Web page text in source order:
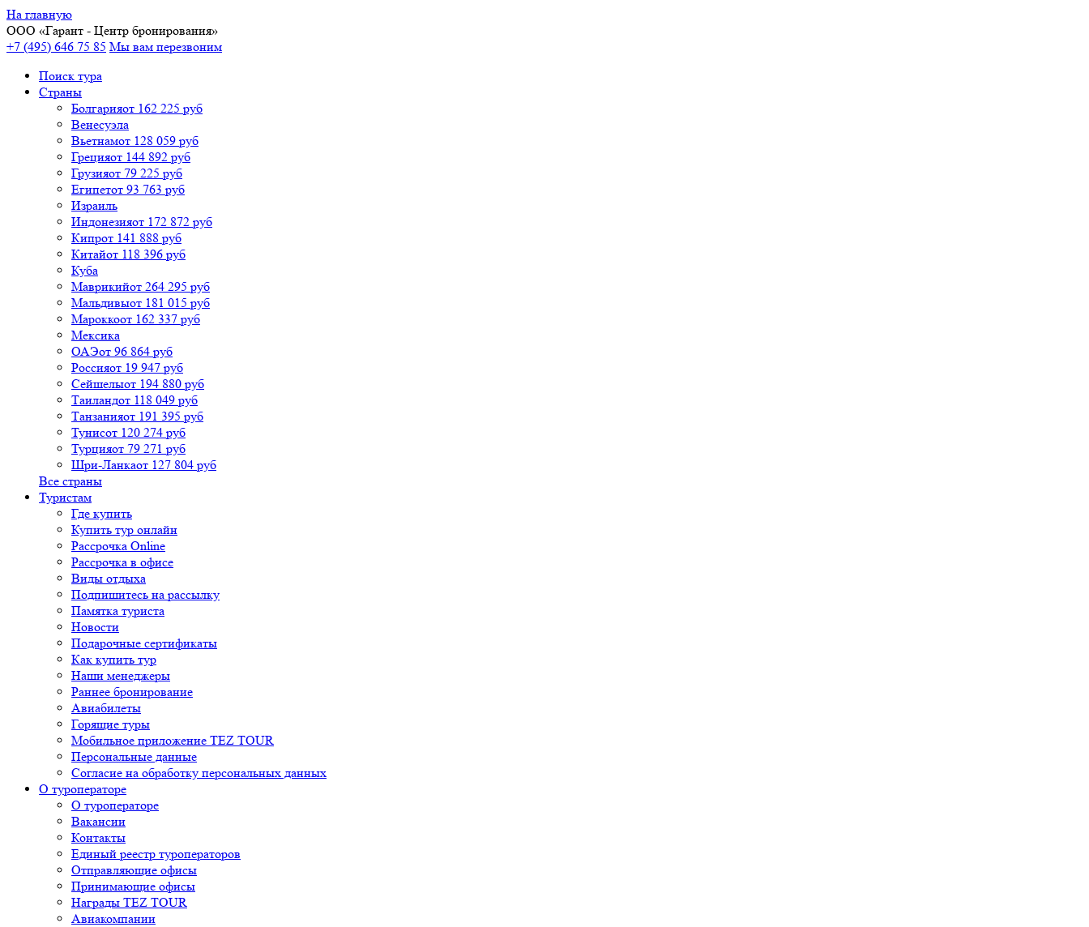
На главную
ООО «Гарант - Центр бронирования»
+7 (495) 646 75 85 Мы вам перезвоним
Поиск тура
Cтраны
Болгарияот 162 225 руб
Венесуэла
Вьетнамот 128 059 руб
Грецияот 144 892 руб
Грузияот 79 225 руб
Египетот 93 763 руб
Израиль
Индонезияот 172 872 руб
Кипрот 141 888 руб
Китайот 118 396 руб
Куба
Маврикийот 264 295 руб
Мальдивыот 181 015 руб
Мароккоот 162 337 руб
Мексика
ОАЭот 96 864 руб
Россияот 19 947 руб
Сейшелыот 194 880 руб
Таиландот 118 049 руб
Танзанияот 191 395 руб
Тунисот 120 274 руб
Турцияот 79 271 руб
Шри-Ланкаот 127 804 руб
Все страны
Туристам
Где купить
Купить тур онлайн
Рассрочка Online
Рассрочка в офисе
Виды отдыха
Подпишитесь на рассылку
Памятка туриста
Новости
Подарочные сертификаты
Как купить тур
Наши менеджеры
Раннее бронирование
Авиабилеты
Горящие туры
Мобильное приложение TEZ TOUR
Персональные данные
Согласие на обработку персональных данных
О туроператоре
О туроператоре
Вакансии
Контакты
Единый реестр туроператоров
Отправляющие офисы
Принимающие офисы
Награды TEZ TOUR
Авиакомпании